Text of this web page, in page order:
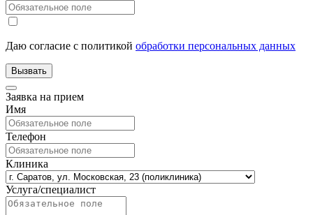
Даю согласие с политикой обработки персональных данных
Заявка на прием
Имя
Телефон
Клиника
Услуга/специалист